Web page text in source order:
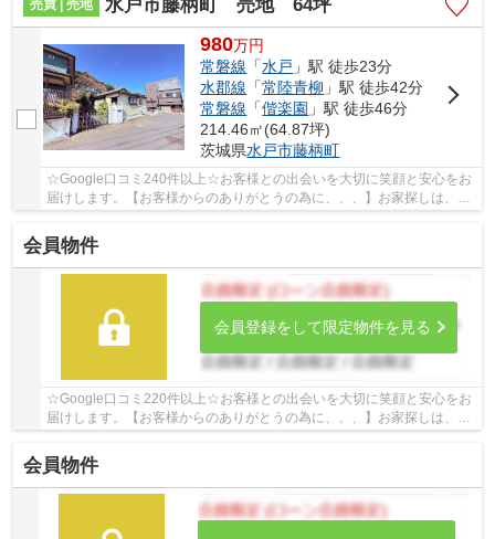
売買 | 売地
水戸市藤柄町 売地 64坪
980万円
常磐線 「水戸 」駅 徒歩23分
水郡線 「常陸青柳 」駅 徒歩42分
常磐線 「偕楽園 」駅 徒歩46分
214.46㎡(64.87坪)
茨城県水戸市藤柄町
☆Google口コミ240件以上☆お客様との出会いを大切に笑顔と安心をお
届けします。【お客様からのありがとうの為に、、、】お家探しは、ひ
会員物件
会員登録をして限定物件を見る
☆Google口コミ220件以上☆お客様との出会いを大切に笑顔と安心をお
届けします。【お客様からのありがとうの為に、、、】お家探しは、ひ
だまりハウスにご相談ください！
会員物件